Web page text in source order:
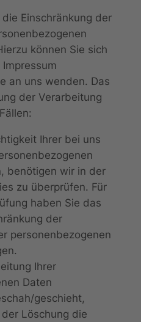
Einschränkung der
können Sie sich
an uns wenden. Das
der Verarbeitung
Ihrer bei uns
benötigen wir in der
zu überprüfen. Für
haben Sie das
der
personenbezogenen
Ihrer
Daten
geschieht,
Löschung die